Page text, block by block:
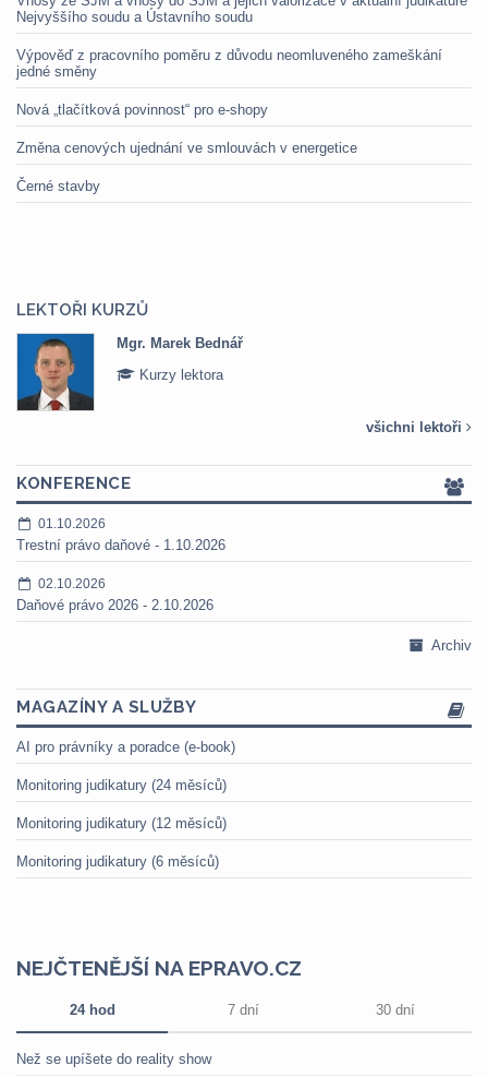
Nejvyššího soudu a Ústavního soudu
Výpověď z pracovního poměru z důvodu neomluveného zameškání
jedné směny
Nová „tlačítková povinnost“ pro e-shopy
Změna cenových ujednání ve smlouvách v energetice
Černé stavby
LEKTOŘI KURZŮ
Mgr. Marek Bednář
Kurzy lektora
všichni lektoři
KONFERENCE
01.10.2026
Trestní právo daňové - 1.10.2026
02.10.2026
Daňové právo 2026 - 2.10.2026
Archiv
MAGAZÍNY A SLUŽBY
AI pro právníky a poradce (e-book)
Monitoring judikatury (24 měsíců)
Monitoring judikatury (12 měsíců)
Monitoring judikatury (6 měsíců)
NEJČTENĚJŠÍ NA EPRAVO.CZ
24 hod 7 dní 30 dní
Než se upíšete do reality show